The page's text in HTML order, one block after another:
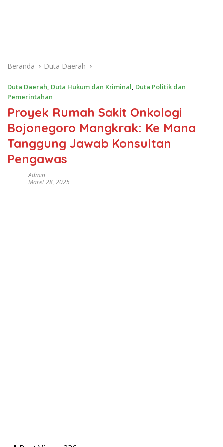
Beranda Duta Daerah
Duta Daerah, Duta Hukum dan Kriminal, Duta Politik dan
Pemerintahan
Proyek Rumah Sakit Onkologi
Bojonegoro Mangkrak: Ke Mana
Tanggung Jawab Konsultan
Pengawas
Admin
Maret 28, 2025